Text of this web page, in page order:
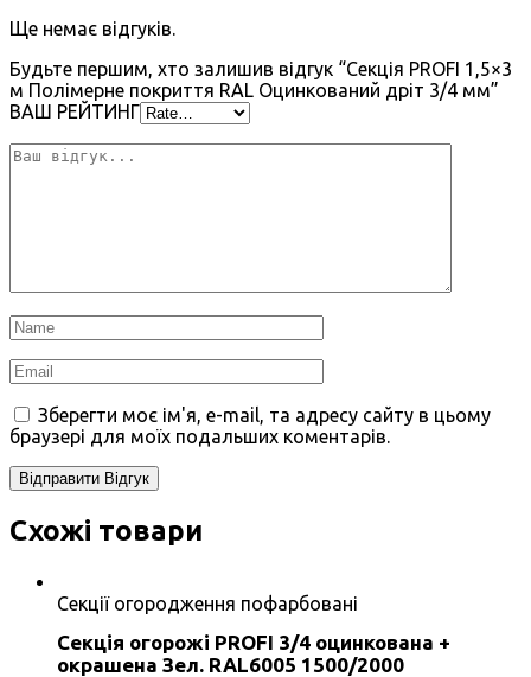
Ще немає відгуків.
Будьте першим, хто залишив відгук “Секція PROFI 1,5×3
м Полімерне покриття RAL Оцинкований дріт 3/4 мм”
ВАШ РЕЙТИНГ
Зберегти моє ім'я, e-mail, та адресу сайту в цьому
браузері для моїх подальших коментарів.
Схожі товари
Секції огородження пофарбовані
Секція огорожі PROFI 3/4 оцинкована +
окрашена Зел. RAL6005 1500/2000